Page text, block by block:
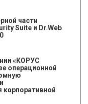
части
Suite и Dr.Web
«КОРУС
операционной
корпоративной